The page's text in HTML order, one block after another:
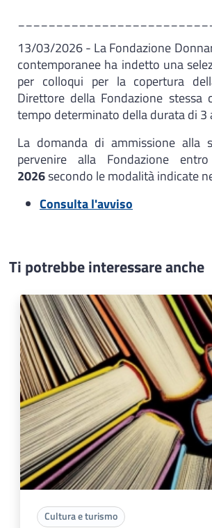
13/03/2026 - La Fondazione
contemporanee ha indetto una
per colloqui per la copertura
Direttore della Fondazione stessa
tempo determinato della durata di 3
La domanda di ammissione alla
pervenire alla Fondazione
2026secondo le modalità indicate
Consulta l'avviso
Ti potrebbe interessare anche
Cultura e turismo